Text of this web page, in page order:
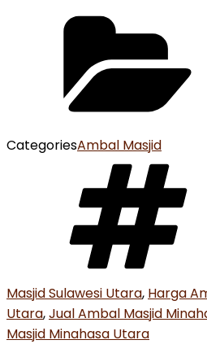
CategoriesAmbal Masjid
Masjid Sulawesi Utara, Harga
Utara,Jual Ambal Masjid
Masjid Minahasa Utara